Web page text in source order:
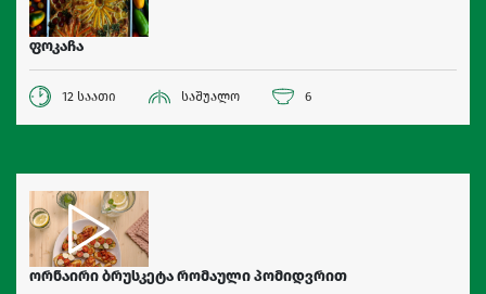
ფოკაჩა
12 საათი საშუალო 6
ორნაირი ბრუსკეტა რომაული პომიდვრით